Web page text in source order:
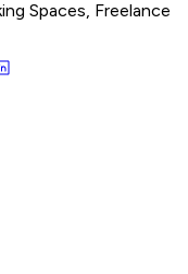
Spaces, Freelance